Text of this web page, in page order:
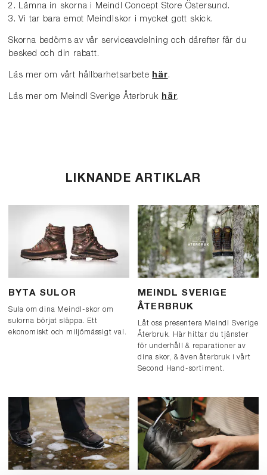
2. Lämna in skorna i Meindl Concept Store Östersund.
3. Vi tar bara emot Meindlskor i mycket gott skick.
Skorna bedöms av vår serviceavdelning och därefter får du
besked och din rabatt.
Läs mer om vårt hållbarhetsarbete här.
Läs mer om Meindl Sverige Återbruk här.
LIKNANDE ARTIKLAR
BYTA SULOR
Sula om dina Meindl-skor om
sulorna börjat släppa. Ett
ekonomiskt och miljömässigt val.
MEINDL SVERIGE
ÅTERBRUK
Låt oss presentera Meindl Sverige
Återbruk. Här hittar du tjänster
för underhåll & reparationer av
dina skor, & även återbruk i vårt
Second Hand-sortiment.